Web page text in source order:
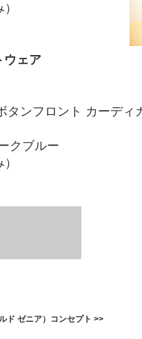
ウェア
タンフロント カーディ
クブルー
ド ゼニア）コンセプト >>